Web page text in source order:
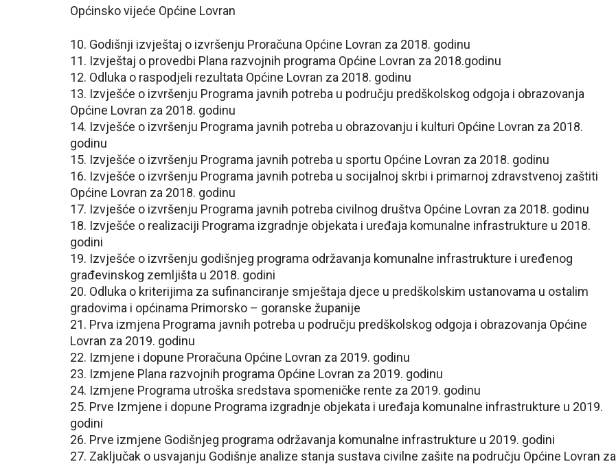
Općinsko vijeće Općine Lovran
10. Godišnji izvještaj o izvršenju Proračuna Općine Lovran za 2018. godinu
11. Izvještaj o provedbi Plana razvojnih programa Općine Lovran za 2018.godinu
12. Odluka o raspodjeli rezultata Općine Lovran za 2018. godinu
13. Izvješće o izvršenju Programa javnih potreba u području predškolskog odgoja i obrazovanja
Općine Lovran za 2018. godinu
14. Izvješće o izvršenju Programa javnih potreba u obrazovanju i kulturi Općine Lovran za 2018.
godinu
15. Izvješće o izvršenju Programa javnih potreba u sportu Općine Lovran za 2018. godinu
16. Izvješće o izvršenju Programa javnih potreba u socijalnoj skrbi i primarnoj zdravstvenoj zaštiti
Općine Lovran za 2018. godinu
17. Izvješće o izvršenju Programa javnih potreba civilnog društva Općine Lovran za 2018. godinu
18. Izvješće o realizaciji Programa izgradnje objekata i uređaja komunalne infrastrukture u 2018.
godini
19. Izvješće o izvršenju godišnjeg programa održavanja komunalne infrastrukture i uređenog
građevinskog zemljišta u 2018. godini
20. Odluka o kriterijima za sufinanciranje smještaja djece u predškolskim ustanovama u ostalim
gradovima i općinama Primorsko – goranske županije
21. Prva izmjena Programa javnih potreba u području predškolskog odgoja i obrazovanja Općine
Lovran za 2019. godinu
22. Izmjene i dopune Proračuna Općine Lovran za 2019. godinu
23. Izmjene Plana razvojnih programa Općine Lovran za 2019. godinu
24. Izmjene Programa utroška sredstava spomeničke rente za 2019. godinu
25. Prve Izmjene i dopune Programa izgradnje objekata i uređaja komunalne infrastrukture u 2019.
godini
26. Prve izmjene Godišnjeg programa održavanja komunalne infrastrukture u 2019. godini
27. Zaključak o usvajanju Godišnje analize stanja sustava civilne zašite na području Općine Lovran za